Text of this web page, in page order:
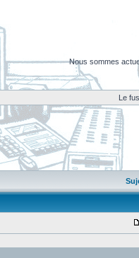
Nous sommes
Le